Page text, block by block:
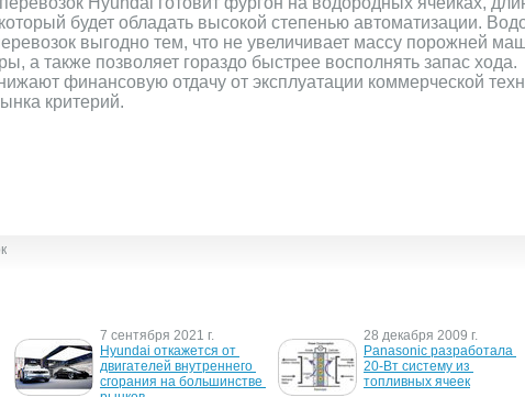
будет обладать высокой степенью автоматизации.
выгодно тем, что не увеличивает массу порожней
а также позволяет гораздо быстрее восполнять запас хода.
финансовую отдачу от эксплуатации коммерческой
критерий.
7 сентября 2021 г.
Hyundai откажется от
двигателей внутреннего
сгорания на большинстве
28 декабря 2009 г.
Panasonic разработала
20-Вт систему из
топливных ячеек